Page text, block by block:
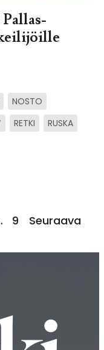
NOSTO
RETKI
RUSKA
9 Seuraava